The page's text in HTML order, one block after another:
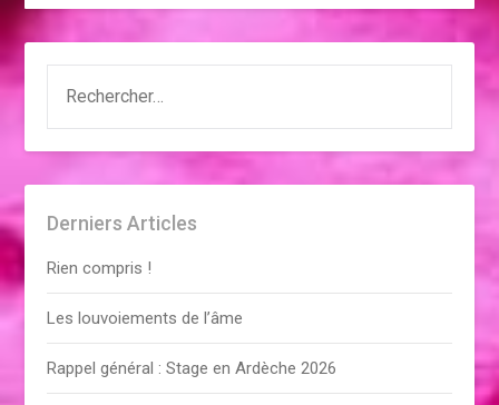
Derniers Articles
Rien compris !
Les louvoiements de l’âme
Rappel général : Stage en Ardèche 2026